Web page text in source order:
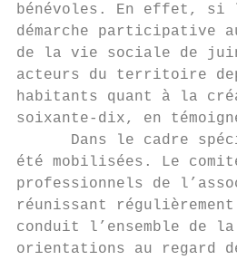
bénévoles. En effet, si
démarche participative
de la vie sociale de
acteurs du territoire
habitants quant à la
soixante-dix, en
Dans le cadre
été mobilisées. Le
professionnels de
réunissant
conduit l’ensemble de
orientations au regard